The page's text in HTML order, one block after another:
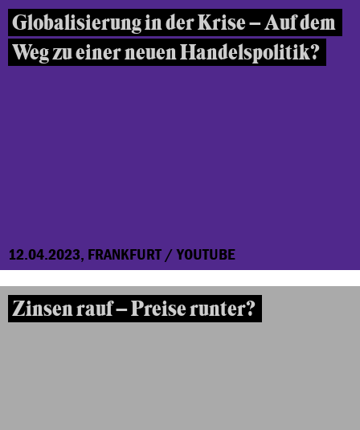
Globalisierung in der Krise – Auf dem
Weg zu einer neuen Handelspolitik?
12.04.2023, FRANKFURT / YOUTUBE
Zinsen rauf – Preise runter?